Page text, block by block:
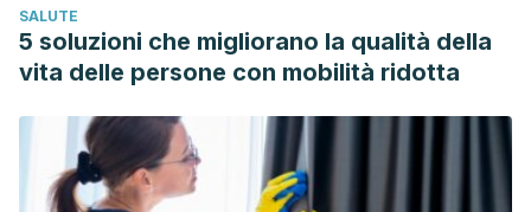
Journal of Biology and Medicine, 69(1), 51–60.
Selviana, B. Y. (2015). Effect of coffee and stress with the
incidence of gastritis. Majority. https://doi.org/J
MAJORITY|Volume 4 Nomor2|Januari 2015|
SALUTE
5 soluzioni che migliorano la qualità della
vita delle persone con mobilità ridotta